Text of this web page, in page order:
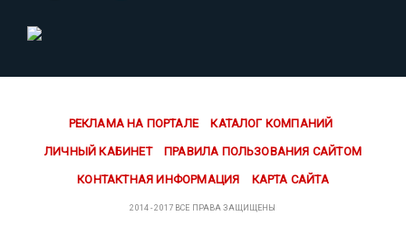
РЕКЛАМА НА ПОРТАЛЕ КАТАЛОГ КОМПАНИЙ
ЛИЧНЫЙ КАБИНЕТ ПРАВИЛА ПОЛЬЗОВАНИЯ САЙТОМ
КОНТАКТНАЯ ИНФОРМАЦИЯ КАРТА САЙТА
2014 - 2017 ВСЕ ПРАВА ЗАЩИЩЕНЫ